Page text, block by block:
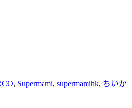
, Supermami, supermamihk, ちいか